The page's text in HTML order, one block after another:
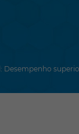
Desempenho